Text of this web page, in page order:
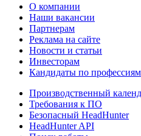
О компании
Наши вакансии
Партнерам
Реклама на сайте
Новости и статьи
Инвесторам
Кандидаты по профессиям
Производственный
Требования к ПО
Безопасный HeadHunter
HeadHunter API